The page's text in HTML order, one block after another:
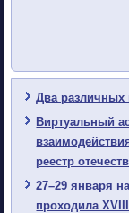
Два
Виртуальный
реестр
27–29 января
проходила